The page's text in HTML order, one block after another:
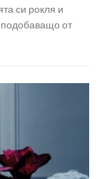
си рокля и
подобаващо от